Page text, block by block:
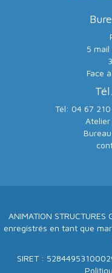
5
Face
Tél: 04 67
ANIMATION
enregistrés en tant que
SIRET :